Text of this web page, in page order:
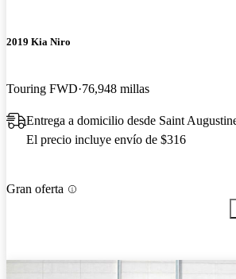
2019 Kia Niro
Touring FWD 76,948 millas
Entrega a domicilio desde Saint
El precio incluye envío de $316
Gran oferta